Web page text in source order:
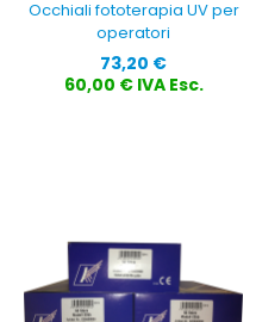
Occhiali fototerapia UV per
operatori
Prezzo
73,20 €
60,00 € IVA Esc.